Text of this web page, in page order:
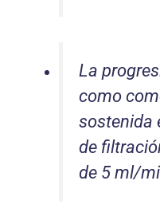
La
como
sostenida
de
de 5 ml/